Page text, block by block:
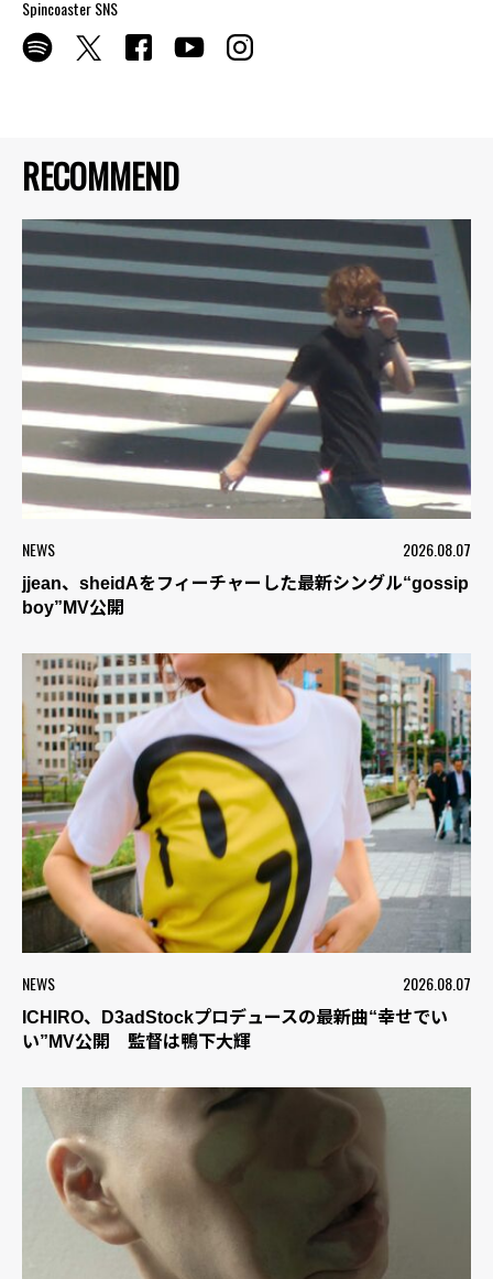
RECOMMEND
NEWS 2026.08.07
jjean、sheidAをフィーチャーした最新シングル“gossip
boy”MV公開
NEWS 2026.08.07
ICHIRO、D3adStockプロデュースの最新曲“幸せでい
い”MV公開 監督は鴨下大輝
Spincoaster SNS